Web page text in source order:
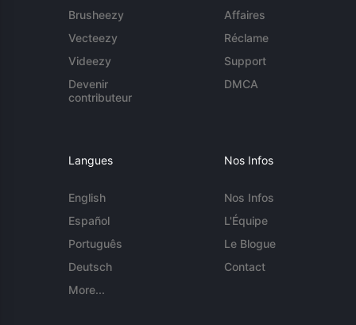
Brusheezy
Vecteezy
Videezy
Devenir
contributeur
Affaires
Réclame
Support
DMCA
Langues
English
Español
Português
Deutsch
More...
Nos Infos
Nos Infos
L'Équipe
Le Blogue
Contact